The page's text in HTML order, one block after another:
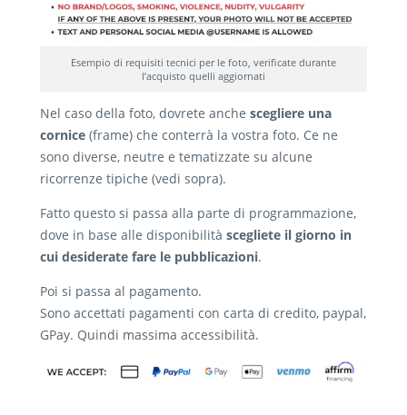
Esempio di requisiti tecnici per le foto, verificate durante
l’acquisto quelli aggiornati
Nel caso della foto, dovrete anche scegliere una
cornice (frame) che conterrà la vostra foto. Ce ne
sono diverse, neutre e tematizzate su alcune
ricorrenze tipiche (vedi sopra).
Fatto questo si passa alla parte di programmazione,
dove in base alle disponibilità scegliete il giorno in
cui desiderate fare le pubblicazioni.
Poi si passa al pagamento.
Sono accettati pagamenti con carta di credito, paypal,
GPay. Quindi massima accessibilità.